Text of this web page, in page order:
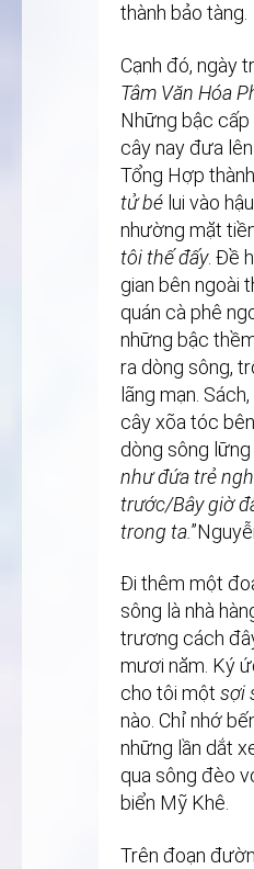
thành bảo tàng.
Cạnh đó, ngày
Tâm Văn Hóa
Những bậc
cây nay đưa
Tổng Hợp
tử bé lui vào
nhường mặt
tôi thế đấy. Đề
gian bên ngoài
quán cà phê
những bậc
ra dòng sông,
lãng mạn.
cây xõa tóc
dòng sông lững
như đứa trẻ
trước/Bây giờ
trong ta.
Đi thêm một
sông là nhà
trương cách
mươi năm. Ký
cho tôi một sợi
nào. Chỉ nhớ
những lần dắt
qua sông đèo
biển Mỹ Khê.
Trên đoạn